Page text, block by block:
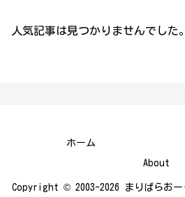
人気記事は見つかりませんでした。
ホーム
About
Copyright © 2003-2026 まりぱらお